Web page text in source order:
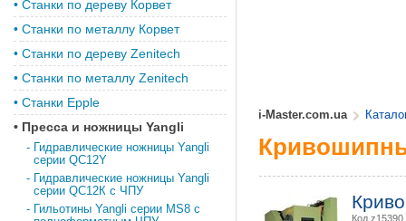
• Cтанки по дереву Корвет
• Станки по металлу Корвет
• Cтанки по дереву Zenitech
• Cтанки по металлу Zenitech
• Станки Epple
• Пресса и ножницы Yangli
- Гидравлические ножницы Yangli
серии QC12Y
- Гидравлические ножницы Yangli
серии QС12К с ЧПУ
- Гильотины Yangli серии MS8 с
i-Master.com.ua
Код z15390